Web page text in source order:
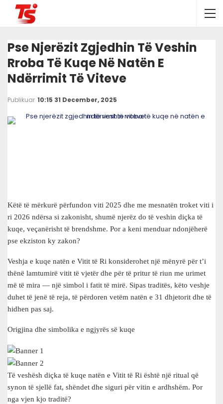
Pse Njerëzit Zgjedhin Të Veshin
Rroba Të Kuqe Në Natën E
Ndërrimit Të Viteve
Publikuar 10:15 31 December, 2025
Këtë të mërkurë përfundon viti 2025 dhe me mesnatën troket viti i
ri 2026 ndërsa si zakonisht, shumë njerëz do të veshin diçka të
kuqe, veçanërisht të brendshme. Por a keni menduar ndonjëherë
pse ekziston ky zakon?
Veshja e kuqe natën e Vitit të Ri konsiderohet një mënyrë për t’i
thënë lamtumirë vitit të vjetër dhe për të pritur të riun me urimet
më të mira — një simbol i fatit të mirë. Sipas traditës, këto veshje
duhet të jenë të reja, të përdoren vetëm natën e 31 dhjetorit dhe të
hidhen pas saj.
Origjina dhe simbolika e ngjyrës së kuqe
Të veshësh diçka të kuqe natën e Vitit të Ri është një ritual që
synon të sjellë fat, shëndet dhe siguri për vitin e ardhshëm. Por
nga vjen kjo traditë?